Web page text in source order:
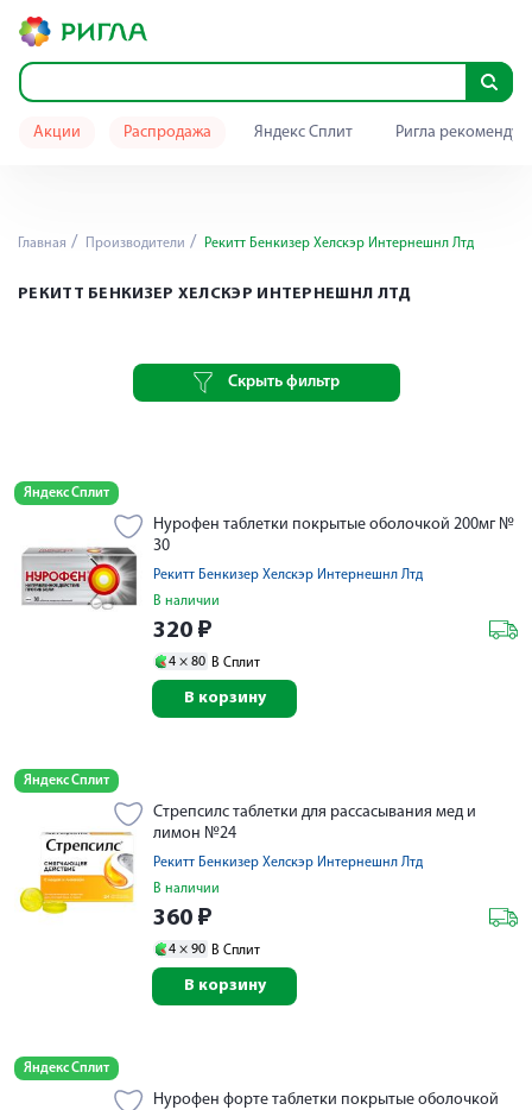
Акции Распродажа Яндекс Сплит Ригла
Главная Производители Рекитт Бенкизер Хелскэр Интернешнл Лтд
РЕКИТТ БЕНКИЗЕР ХЕЛСКЭР ИНТЕРНЕШНЛ ЛТД
Скрыть фильтр
Яндекс Сплит
Нурофен таблетки покрытые оболочкой 200мг №
30
Рекитт Бенкизер Хелскэр Интернешнл Лтд
В наличии
320 ₽
4 × 80 В Сплит
В корзину
Яндекс Сплит
Стрепсилс таблетки для рассасывания мед и
лимон №24
Рекитт Бенкизер Хелскэр Интернешнл Лтд
В наличии
360 ₽
4 × 90 В Сплит
В корзину
Яндекс Сплит
Нурофен форте таблетки покрытые оболочкой